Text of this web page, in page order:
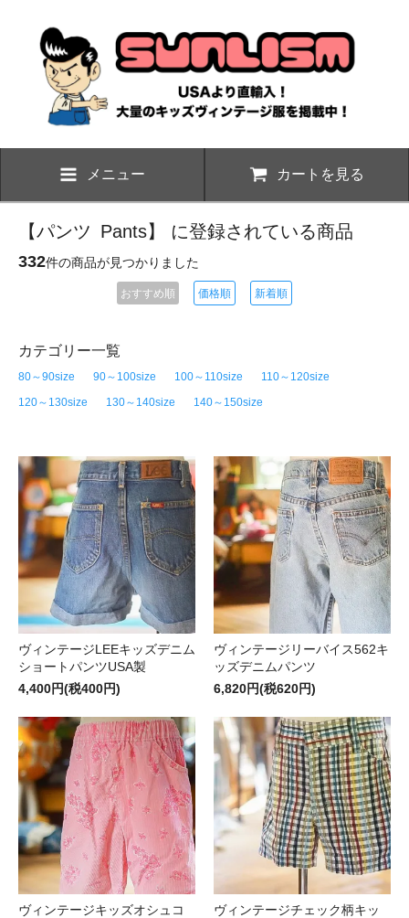
メニュー カートを見る
【パンツ Pants】 に登録されている商品
332件の商品が見つかりました
おすすめ順 価格順 新着順
カテゴリー一覧
80～90size 90～100size 100～110size
110～120size
120～130size
130～140size 140～150size
ヴィンテージLEEキッズデニム
ショートパンツUSA製
4,400円(税400円)
ヴィンテージリーバイス562キ
ッズデニムパンツ
6,820円(税620円)
ヴィンテージキッズオシュコ
ヴィンテージチェック柄キッ